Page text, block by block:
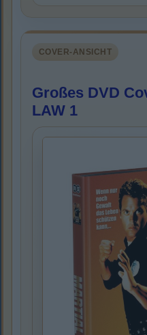
COVER-ANSICHT
Großes DVD
LAW 1